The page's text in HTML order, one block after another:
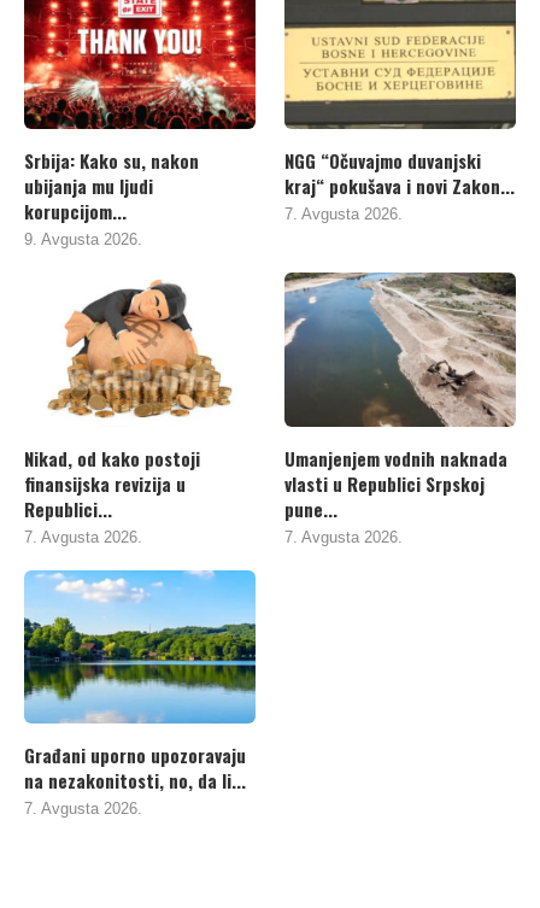
Srbija: Kako su, nakon
ubijanja mu ljudi
korupcijom...
9. Avgusta 2026.
NGG “Očuvajmo duvanjski
kraj“ pokušava i novi Zakon...
7. Avgusta 2026.
Nikad, od kako postoji
finansijska revizija u
Republici...
7. Avgusta 2026.
Umanjenjem vodnih naknada
vlasti u Republici Srpskoj
pune...
7. Avgusta 2026.
Građani uporno upozoravaju
na nezakonitosti, no, da li...
7. Avgusta 2026.